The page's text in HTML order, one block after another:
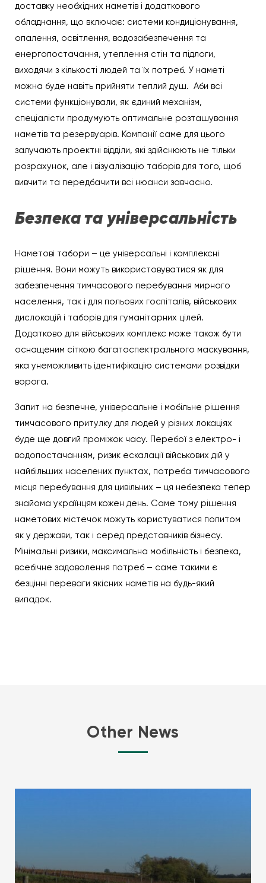
доставку необхідних наметів і додаткового
обладнання, що включає: системи кондиціонування,
опалення, освітлення, водозабезпечення та
енергопостачання, утеплення стін та підлоги,
виходячи з кількості людей та їх потреб. У наметі
можна буде навіть прийняти теплий душ. Аби всі
системи функціонували, як єдиний механізм,
спеціалісти продумують оптимальне розташування
наметів та резервуарів. Компанії саме для цього
залучають проектні відділи, які здійснюють не тільки
розрахунок, але і візуалізацію таборів для того, щоб
вивчити та передбачити всі нюанси завчасно.
Безпека та універсальність
Наметові табори – це універсальні і комплексні
рішення. Вони можуть використовуватися як для
забезпечення тимчасового перебування мирного
населення, так і для польових госпіталів, військових
дислокацій і таборів для гуманітарних цілей.
Додатково для військових комплекс може також бути
оснащеним сіткою багатоспектрального маскування,
яка унеможливить ідентифікацію системами розвідки
ворога.
Запит на безпечне, універсальне і мобільне рішення
тимчасового притулку для людей у різних локаціях
буде ще довгий проміжок часу. Перебої з електро- і
водопостачанням, ризик ескалації військових дій у
найбільших населених пунктах, потреба тимчасового
місця перебування для цивільних – ця небезпека тепер
знайома українцям кожен день. Саме тому рішення
наметових містечок можуть користуватися попитом
як у держави, так і серед представників бізнесу.
Мінімальні ризики, максимальна мобільність і безпека,
всебічне задоволення потреб – саме такими є
безцінні переваги якісних наметів на будь-який
випадок.
Other News